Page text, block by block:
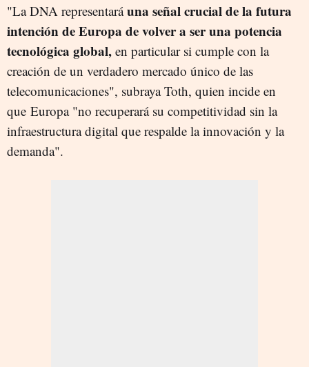
"La DNA representaráuna señal crucial de la futura
intención de Europa de volver a ser una potencia
tecnológica global, en particular si cumple con la
creación de un verdadero mercado único de las
telecomunicaciones", subraya Toth, quien incide en
que Europa "no recuperará su competitividad sin la
infraestructura digital que respalde la innovación y la
demanda".